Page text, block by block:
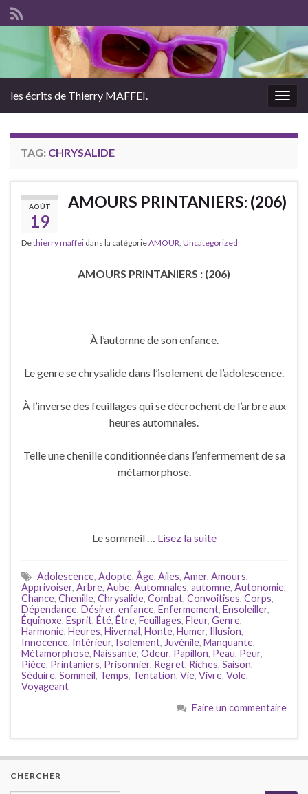
les écrits de Thierry MAFFEI.
TAG: CHRYSALIDE
AOÛT
19
AMOURS PRINTANIERS: (206)
Dethierry maffei dans la catégorieAMOUR Uncategorized
AMOURS PRINTANIERS : (206)
À l’automne de son enfance.
Le genre se chrysalide dans l’isolement de l’adolescence.
À l’inverse des feuillages qui se décrochent de l’arbre aux
heures automnales.
Telle une chenille conditionnée dans l’enfermement de sa
métamorphose.
Le sommeil … Lisez la suite
Adolescence, Adopte, Âge, Ailes, Amer, Amours,
Apprivoiser, Arbre, Aube, Automnales, automne, Autonomie,
Chance, Chenille, Chrysalide, Combat, Convoitises, Corps,
Dépendance, Désirer, enfance, Enfermement, Ensoleiller,
Équinoxe, Esprit, Été, Être, Feuillages, Fleur, Genre,
Harmonie, Heures, Hivernal, Honte, Humer, Illusion,
Innocence, Intérieur, Isolement, Juvénile, Manquante,
Métamorphose, Naissante, Odeur, Papillon, Peau, Peur,
Pièce, Printaniers, Prisonnier, Regret, Riches, Saison,
Séduire, Sommeil, Temps, Tentation, Vie, Vivre, Vole,
Voyageant
Faire un commentaire
CHERCHER